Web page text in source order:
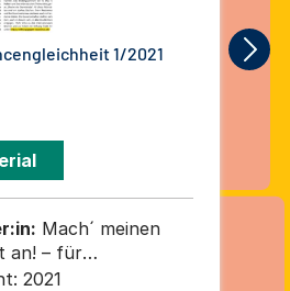
1/2021
Mach´ meinen
an! – für
gegen
2021